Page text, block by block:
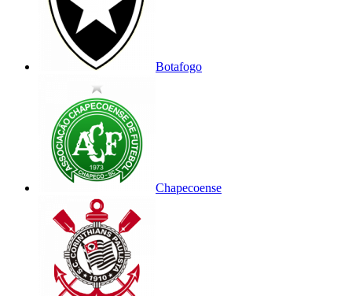
Botafogo
Chapecoense